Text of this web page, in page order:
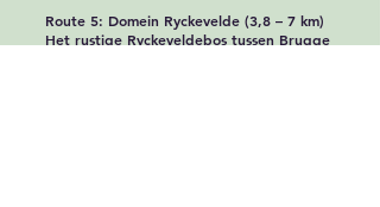
Route 5: Domein Ryckevelde (3,8 – 7 km)
Het rustige Ryckeveldebos tussen Brugge